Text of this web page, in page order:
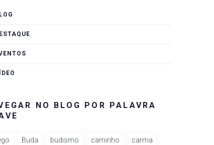
NO BLOG POR PALAVRA
Buda budismo caminho carma